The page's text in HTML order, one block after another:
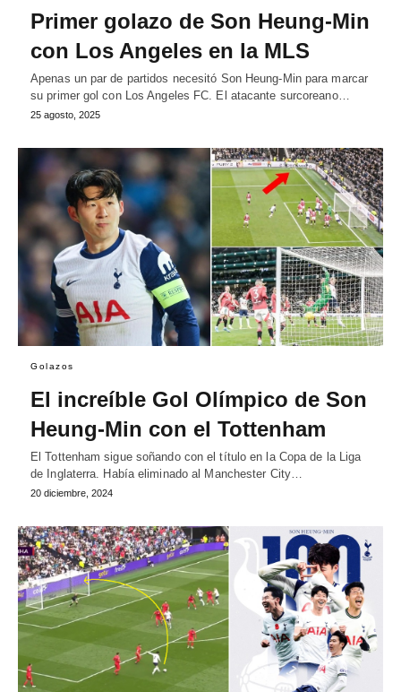
Primer golazo de Son Heung-Min
con Los Angeles en la MLS
Apenas un par de partidos necesitó Son Heung-Min para marcar
su primer gol con Los Angeles FC. El atacante surcoreano…
25 agosto, 2025
Golazos
El increíble Gol Olímpico de Son
Heung-Min con el Tottenham
El Tottenham sigue soñando con el título en la Copa de la Liga
de Inglaterra. Había eliminado al Manchester City…
20 diciembre, 2024